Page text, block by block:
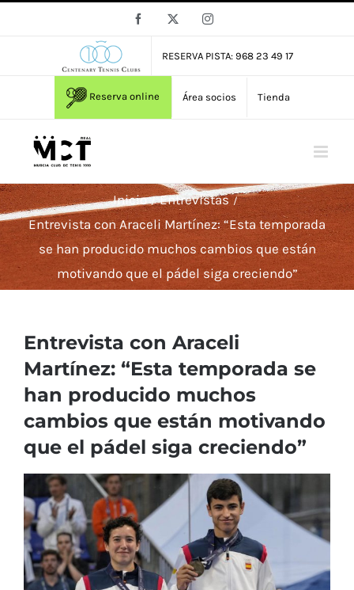
Facebook Instagram
RESERVA PISTA: 968 23 49 17
Reserva online Área socios Tienda
Inicio
Entrevistas
Entrevista con Araceli Martínez: “Esta temporada
se han producido muchos cambios que están
motivando que el pádel siga creciendo”
Entrevista con Araceli
Martínez: “Esta temporada se
han producido muchos
cambios que están motivando
que el pádel siga creciendo”
imagen
más
grande